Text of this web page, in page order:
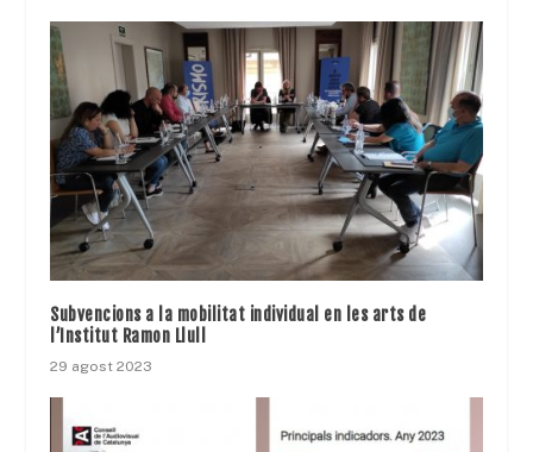
Subvencions a la mobilitat individual en les arts de
l’Institut Ramon Llull
29 agost 2023